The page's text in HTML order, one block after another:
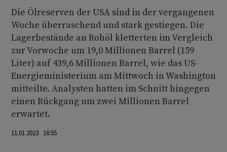
Die Ölreserven der USA sind in der vergangenen
Woche überraschend und stark gestiegen. Die
Lagerbestände an Rohöl kletterten im Vergleich
zur Vorwoche um 19,0 Millionen Barrel (159
Liter) auf 439,6 Millionen Barrel, wie das US-
Energieministerium am Mittwoch in Washington
mitteilte. Analysten hatten im Schnitt hingegen
einen Rückgang um zwei Millionen Barrel
erwartet.
11.01.2023 16:55